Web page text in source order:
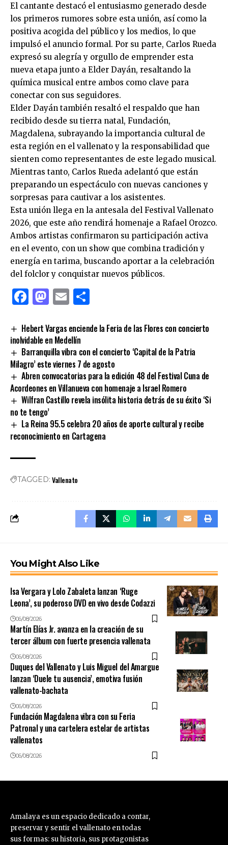
El cantante destacó el entusiasmo generado desde
los primeros rumores sobre esta unión, así como la
positiva acogida del público y los medios, lo que
impulsó el anuncio formal. Por su parte, Carlos Rueda
expresó su alegría y orgullo de emprender esta
nueva etapa junto a Elder Dayán, resaltando la
química musical entre ambos como clave para
conectar con sus seguidores.
Elder Dayán también resaltó el respaldo que han
recibido desde su tierra natal, Fundación,
Magdalena, subrayando la importancia cultural de
esta región en el vallenato y la responsabilidad que
sienten como representantes de este legado musical.
Mientras tanto, Carlos Rueda adelantó que están
preparando un espectáculo con nuevas canciones y
sorpresas para cautivar a los asistentes.
Esta unión llega en la antesala del Festival Vallenato
2026, que este año rendirá homenaje a Rafael Orozco.
Ambos artistas confirmaron su participación activa
en el evento, con un show que combina tradición y
energía en tarima, buscando aportar a la celebración
del folclor y conquistar nuevos públicos.
Facebook
Mastodon
Email
Hebert Vargas enciende la Feria de las Flores con concierto
inolvidable en Medellín
Barranquilla vibra con el concierto ‘Capital de la Patria
Milagro’ este viernes 7 de agosto
Abren convocatorias para la edición 48 del Festival Cuna de
Acordeones en Villanueva con homenaje a Israel Romero
Wilfran Castillo revela insólita historia detrás de su éxito ‘Si
no te tengo’
La Reina 95.5 celebra 20 años de aporte cultural y recibe
reconocimiento en Cartagena
TAGGED: Vallenato
You Might Also Like
Isa Vergara y Lolo Zabaleta lanzan ‘Ruge
Leona’, su poderoso DVD en vivo desde Codazzi
06/08/2026
Martín Elías Jr. avanza en la creación de su
tercer álbum con fuerte presencia vallenata
06/08/2026
Duques del Vallenato y Luis Miguel del Amargue
lanzan ‘Duele tu ausencia’, emotiva fusión
vallenato-bachata
06/08/2026
Fundación Magdalena vibra con su Feria
Patronal y una cartelera estelar de artistas
vallenatos
06/08/2026
Amalaya es un espacio dedicado a contar,
preservar y sentir el vallenato en todas
sus formas: su historia, sus protagonistas